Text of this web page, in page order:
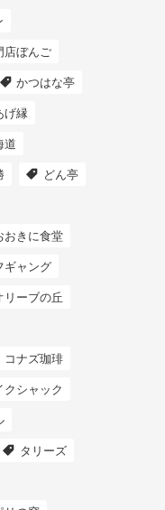
店ぼんご
かつはな亭
げ縁
道
どん亭
おきに食堂
ギャング
リーブの丘
コナズ珈琲
クシャック
タリーズ